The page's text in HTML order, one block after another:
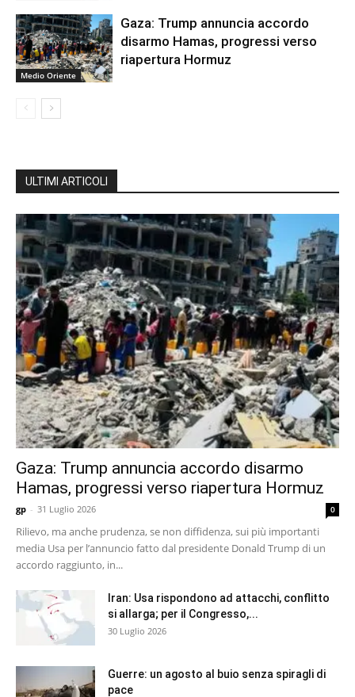
Medio Oriente
Gaza: Trump annuncia accordo
disarmo Hamas, progressi verso
riapertura Hormuz
ULTIMI ARTICOLI
Gaza: Trump annuncia accordo disarmo
Hamas, progressi verso riapertura Hormuz
gp - 31 Luglio 2026 0
Rilievo, ma anche prudenza, se non diffidenza, sui più importanti
media Usa per l’annuncio fatto dal presidente Donald Trump di un
accordo raggiunto, in...
Iran: Usa rispondono ad attacchi, conflitto
si allarga; per il Congresso,...
30 Luglio 2026
Guerre: un agosto al buio senza spiragli di
pace